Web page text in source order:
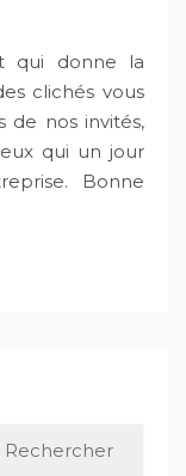
qui donne la
clichés vous
de nos invités,
qui un jour
Bonne